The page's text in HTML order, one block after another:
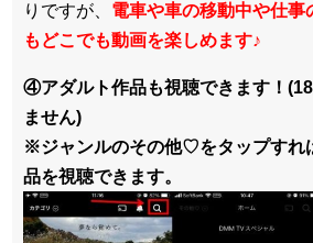
りですが、 電車や車の移動中や仕事
もどこでも動画を楽しめます♪
④アダルト作品も視聴できます！
ません)
※ジャンルのその他♡をタップすれ
品を視聴できます。